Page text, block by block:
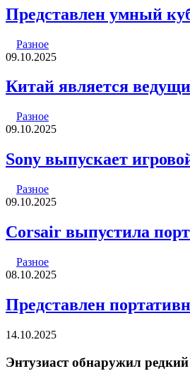
Представлен умный
Разное
09.10.2025
Китай является
Разное
09.10.2025
Sony выпускает
Разное
09.10.2025
Corsair выпустила
Разное
08.10.2025
Представлен
14.10.2025
Энтузиаст обнаружил